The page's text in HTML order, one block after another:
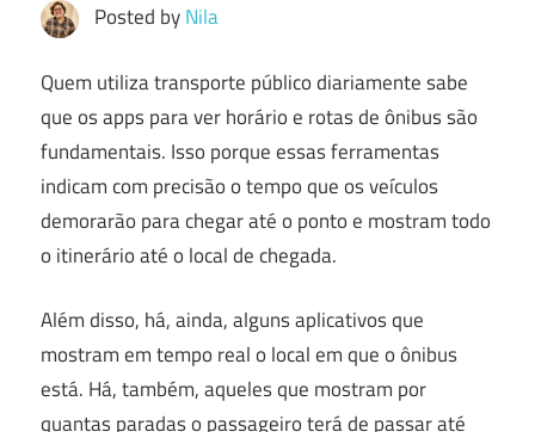
Posted byNila
Quem utiliza transporte público diariamente sabe
que os apps para ver horário e rotas de ônibus são
fundamentais. Isso porque essas ferramentas
indicam com precisão o tempo que os veículos
demorarão para chegar até o ponto e mostram todo
o itinerário até o local de chegada.
Além disso, há, ainda, alguns aplicativos que
mostram em tempo real o local em que o ônibus
está. Há, também, aqueles que mostram por
quantas paradas o passageiro terá de passar até